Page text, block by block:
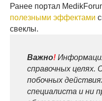
Ранее портал
полезными эффектами
свеклы.
Важно!
справочных целях.
побочных
специалиста и ни